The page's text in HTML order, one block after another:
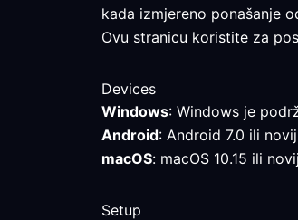
kada izmjereno ponašanje
Ovu stranicu koristite za
Devices
Windows: Windows je
Android: Android 7.0 ili
macOS: macOS 10.15 ili
Setup